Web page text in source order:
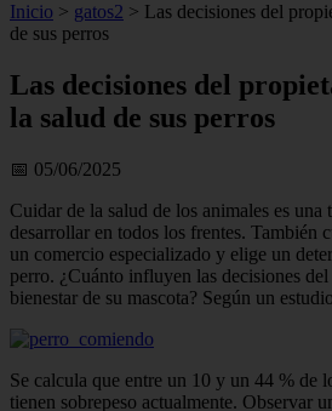
Inicio > gatos2 > Las decisiones del
de sus perros
Las decisiones del
la salud de sus perros
📅 05/06/2025
Cuidar de la salud de los animales es una
desarrollar en todos los frentes. También
un comercio especializado y elige un
perro. ¿Cuánto influyen las decisiones
bienestar de su mascota? Según un
Se calcula que entre un 10 y un 44 % de
tienen sobrepeso actualmente. Observar